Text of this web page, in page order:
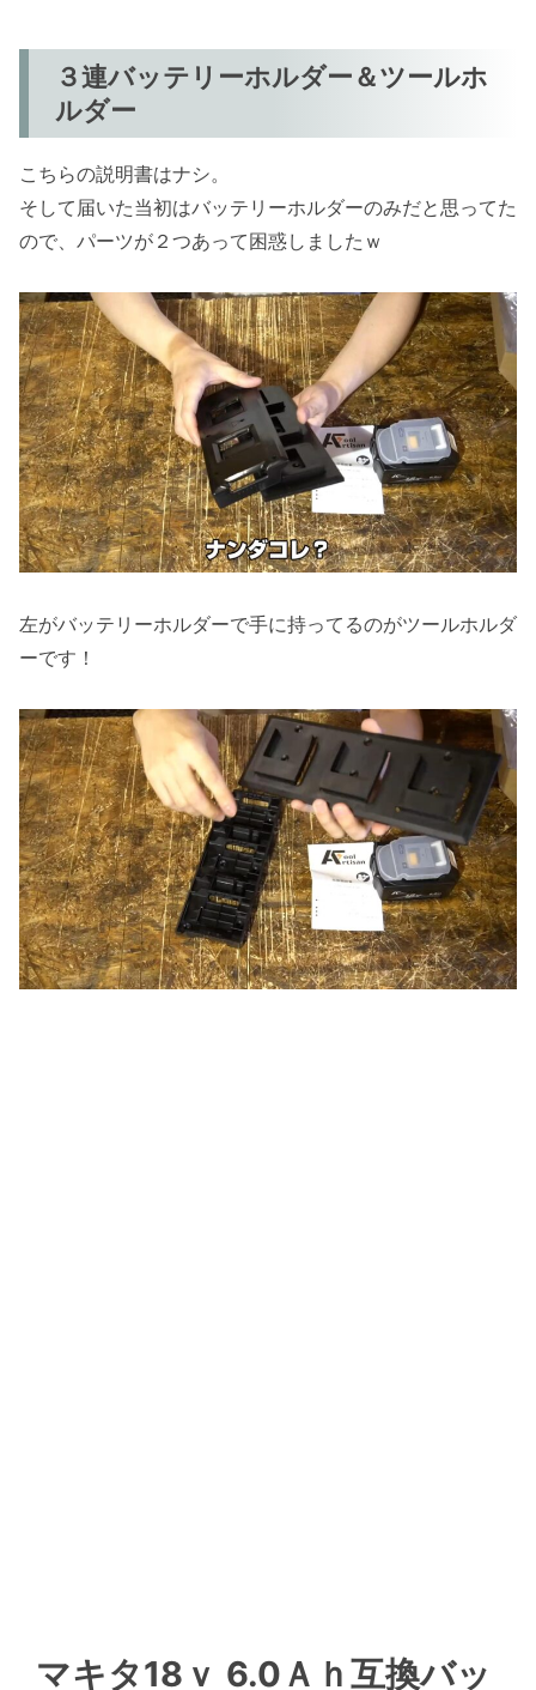
３連バッテリーホルダー＆ツールホ
ルダー
こちらの説明書はナシ。
そして届いた当初はバッテリーホルダーのみだと思ってた
ので、パーツが２つあって困惑しましたｗ
左がバッテリーホルダーで手に持ってるのがツールホルダ
ーです！
マキタ18ｖ 6.0Ａｈ互換バッ